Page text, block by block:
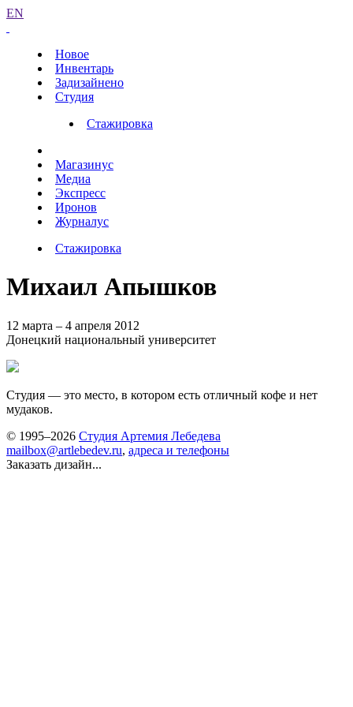
EN
Новое
Инвентарь
Задизайнено
Студия
Стажировка
Магазинус
Медиа
Экспресс
Иронов
Журналус
Стажировка
Михаил Апышков
12 марта – 4 апреля 2012
Донецкий национальный университет
Студия — это место, в котором есть отличный кофе и нет
мудаков.
© 1995–2026 Студия Артемия Лебедева
mailbox@artlebedev.ru, адреса и телефоны
Заказать дизайн...